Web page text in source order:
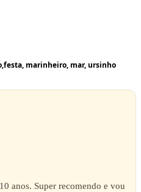
marinheiro, mar, ursinho
anos. Super recomendo e vou